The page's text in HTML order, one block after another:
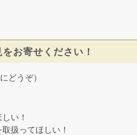
お寄せください！
どうぞ）
い！
扱ってほしい！